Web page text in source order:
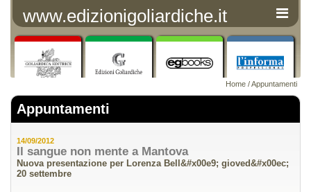
www.edizionigoliardiche.it
Home /Appuntamenti
Appuntamenti
14/09/2012
Il sangue non mente a Mantova
Nuova presentazione per Lorenza Bell&#x00e9; gioved&#x00ec;
20 settembre